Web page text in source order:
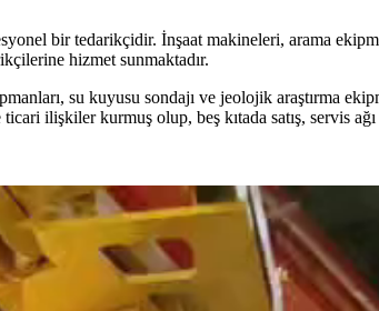
bir tedarikçidir. İnşaat makineleri, arama
hizmet sunmaktadır.
su kuyusu sondajı ve jeolojik araştırma
ilişkiler kurmuş olup, beş kıtada satış, servis